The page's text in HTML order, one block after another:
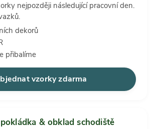
nejpozději následující pracovní den.
dekorů
přibalíme
vzorky zdarma
& obklad schodiště